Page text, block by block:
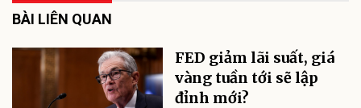
BÀI LIÊN QUAN
FED giảm lãi suất, giá
vàng tuần tới sẽ lập
đỉnh mới?